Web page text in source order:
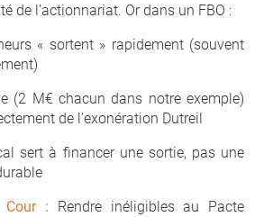
de l’actionnariat. Or dans un FBO :
« sortent » rapidement (souvent
(2 M€ chacun dans notre exemple)
de l’exonération Dutreil
sert à financer une sortie, pas une
Cour : Rendre inéligibles au Pacte